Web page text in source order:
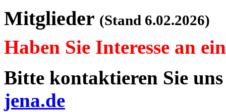
Mitglieder (Stand 6.02.2026)
Haben Sie Interesse an
Bitte kontaktieren Sie
jena.de